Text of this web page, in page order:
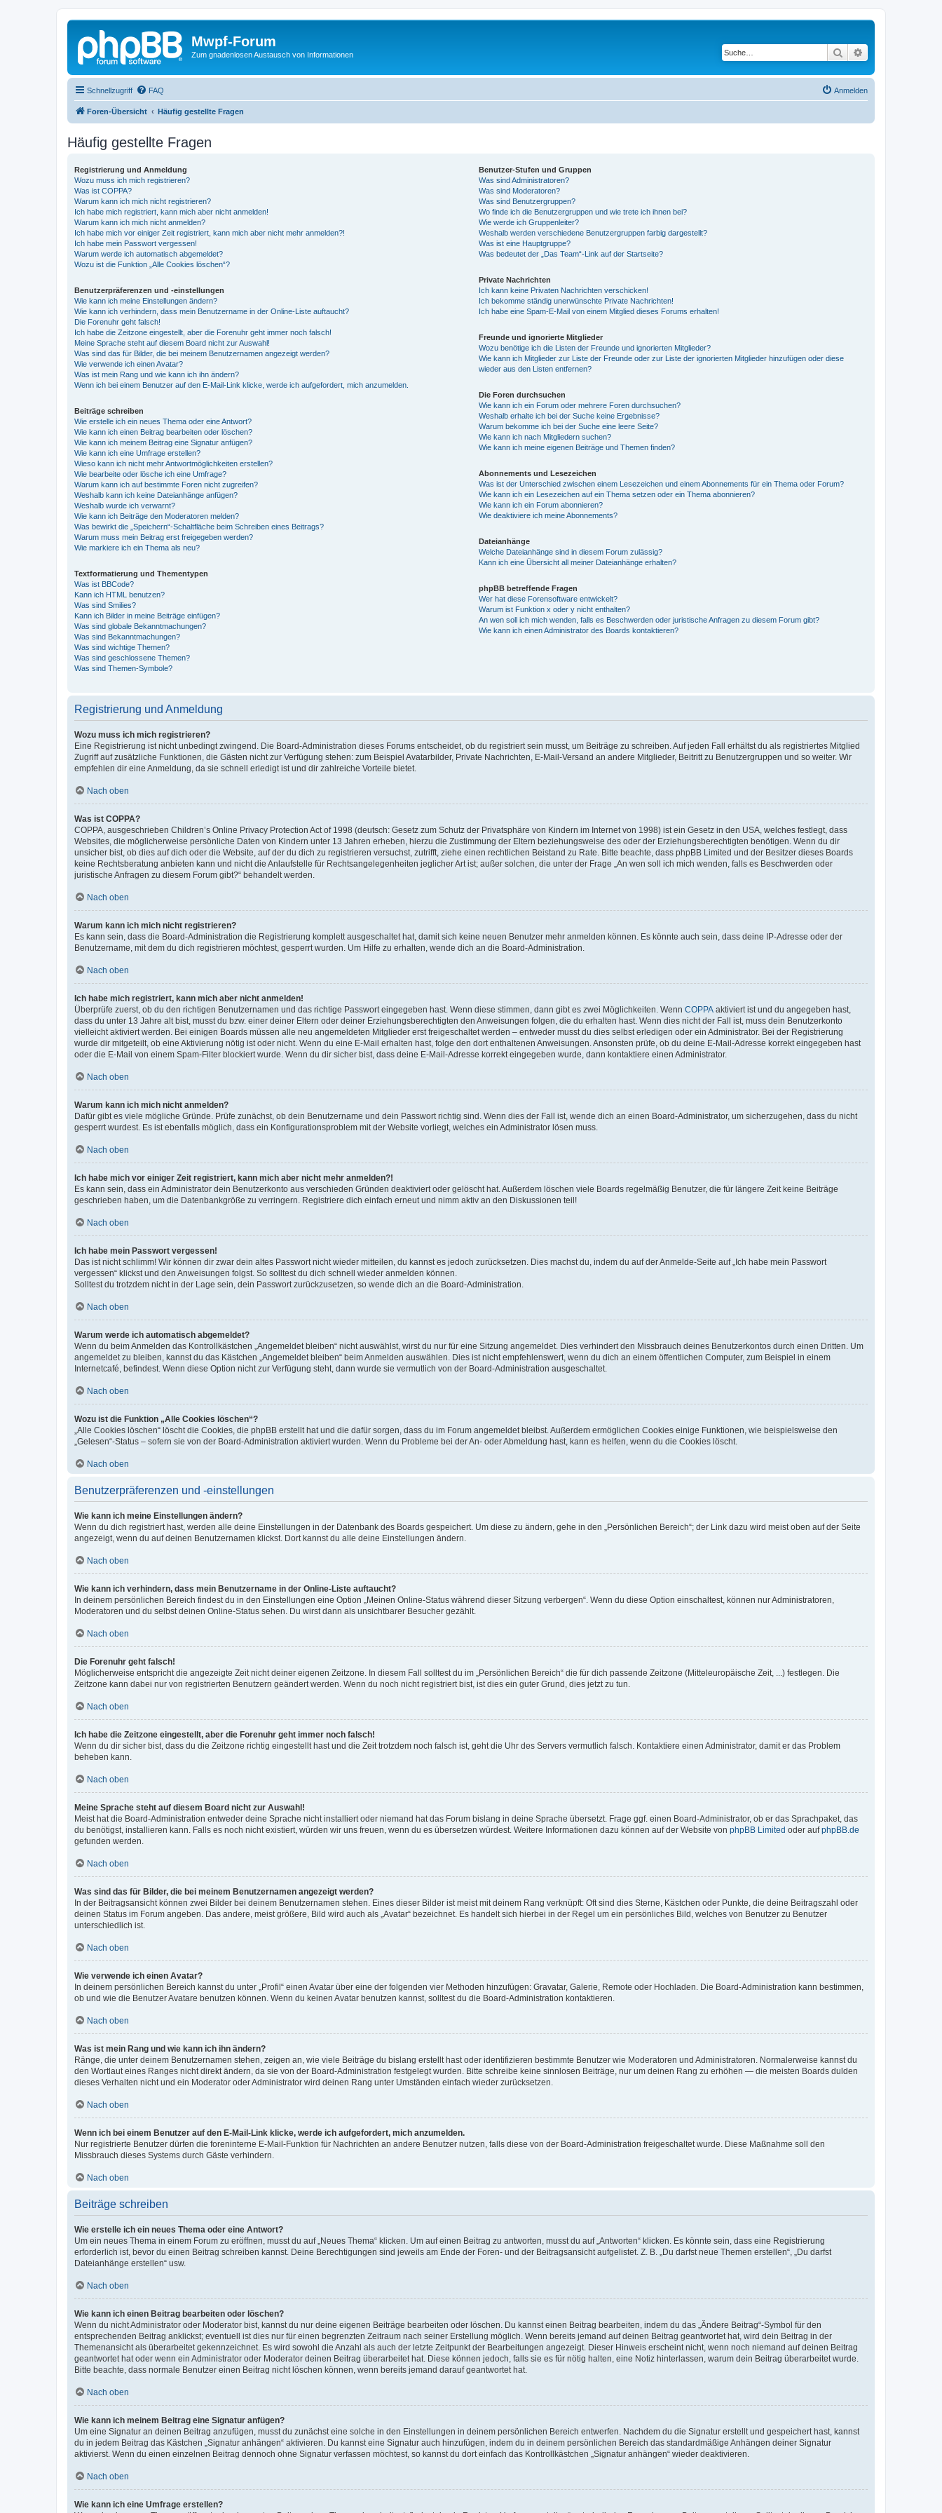
Mwpf-Forum
Zum gnadenlosen Austausch von Informationen Suche
Schnellzugriff FAQ Anmelden
Foren-Übersicht Häufig gestellte Fragen
Häufig gestellte Fragen
Registrierung und Anmeldung
Wozu muss ich mich registrieren?
Was ist COPPA?
Warum kann ich mich nicht registrieren?
Ich habe mich registriert, kann mich aber nicht anmelden!
Warum kann ich mich nicht anmelden?
Ich habe mich vor einiger Zeit registriert, kann mich aber nicht mehr anmelden?!
Ich habe mein Passwort vergessen!
Warum werde ich automatisch abgemeldet?
Wozu ist die Funktion „Alle Cookies löschen“?
Benutzerpräferenzen und -einstellungen
Wie kann ich meine Einstellungen ändern?
Wie kann ich verhindern, dass mein Benutzername in der Online-Liste auftaucht?
Die Forenuhr geht falsch!
Ich habe die Zeitzone eingestellt, aber die Forenuhr geht immer noch falsch!
Meine Sprache steht auf diesem Board nicht zur Auswahl!
Was sind das für Bilder, die bei meinem Benutzernamen angezeigt werden?
Wie verwende ich einen Avatar?
Was ist mein Rang und wie kann ich ihn ändern?
Wenn ich bei einem Benutzer auf den E-Mail-Link klicke, werde ich aufgefordert, mich anzumelden.
Beiträge schreiben
Wie erstelle ich ein neues Thema oder eine Antwort?
Wie kann ich einen Beitrag bearbeiten oder löschen?
Wie kann ich meinem Beitrag eine Signatur anfügen?
Wie kann ich eine Umfrage erstellen?
Wieso kann ich nicht mehr Antwortmöglichkeiten erstellen?
Wie bearbeite oder lösche ich eine Umfrage?
Warum kann ich auf bestimmte Foren nicht zugreifen?
Weshalb kann ich keine Dateianhänge anfügen?
Weshalb wurde ich verwarnt?
Wie kann ich Beiträge den Moderatoren melden?
Was bewirkt die „Speichern“-Schaltfläche beim Schreiben eines Beitrags?
Warum muss mein Beitrag erst freigegeben werden?
Wie markiere ich ein Thema als neu?
Textformatierung und Thementypen
Was ist BBCode?
Kann ich HTML benutzen?
Was sind Smilies?
Kann ich Bilder in meine Beiträge einfügen?
Was sind globale Bekanntmachungen?
Was sind Bekanntmachungen?
Was sind wichtige Themen?
Was sind geschlossene Themen?
Was sind Themen-Symbole?
Benutzer-Stufen und Gruppen
Was sind Administratoren?
Was sind Moderatoren?
Was sind Benutzergruppen?
Wo finde ich die Benutzergruppen und wie trete ich ihnen bei?
Wie werde ich Gruppenleiter?
Weshalb werden verschiedene Benutzergruppen farbig dargestellt?
Was ist eine Hauptgruppe?
Was bedeutet der „Das Team“-Link auf der Startseite?
Private Nachrichten
Ich kann keine Privaten Nachrichten verschicken!
Ich bekomme ständig unerwünschte Private Nachrichten!
Ich habe eine Spam-E-Mail von einem Mitglied dieses Forums erhalten!
Freunde und ignorierte Mitglieder
Wozu benötige ich die Listen der Freunde und ignorierten Mitglieder?
Wie kann ich Mitglieder zur Liste der Freunde oder zur Liste der ignorierten Mitglieder hinzufügen oder diese
wieder aus den Listen entfernen?
Die Foren durchsuchen
Wie kann ich ein Forum oder mehrere Foren durchsuchen?
Weshalb erhalte ich bei der Suche keine Ergebnisse?
Warum bekomme ich bei der Suche eine leere Seite?
Wie kann ich nach Mitgliedern suchen?
Wie kann ich meine eigenen Beiträge und Themen finden?
Abonnements und Lesezeichen
Was ist der Unterschied zwischen einem Lesezeichen und einem Abonnements für ein Thema oder Forum?
Wie kann ich ein Lesezeichen auf ein Thema setzen oder ein Thema abonnieren?
Wie kann ich ein Forum abonnieren?
Wie deaktiviere ich meine Abonnements?
Dateianhänge
Welche Dateianhänge sind in diesem Forum zulässig?
Kann ich eine Übersicht all meiner Dateianhänge erhalten?
phpBB betreffende Fragen
Wer hat diese Forensoftware entwickelt?
Warum ist Funktion x oder y nicht enthalten?
An wen soll ich mich wenden, falls es Beschwerden oder juristische Anfragen zu diesem Forum gibt?
Wie kann ich einen Administrator des Boards kontaktieren?
Registrierung und Anmeldung
Wozu muss ich mich registrieren?
Eine Registrierung ist nicht unbedingt zwingend. Die Board-Administration dieses Forums entscheidet, ob du registriert sein musst, um Beiträge zu schreiben. Auf jeden Fall erhältst du als registriertes Mitglied
Zugriff auf zusätzliche Funktionen, die Gästen nicht zur Verfügung stehen: zum Beispiel Avatarbilder, Private Nachrichten, E-Mail-Versand an andere Mitglieder, Beitritt zu Benutzergruppen und so weiter. Wir
empfehlen dir eine Anmeldung, da sie schnell erledigt ist und dir zahlreiche Vorteile bietet.
Nach oben
Was ist COPPA?
COPPA, ausgeschrieben Children’s Online Privacy Protection Act of 1998 (deutsch: Gesetz zum Schutz der Privatsphäre von Kindern im Internet von 1998) ist ein Gesetz in den USA, welches festlegt, dass
Websites, die möglicherweise persönliche Daten von Kindern unter 13 Jahren erheben, hierzu die Zustimmung der Eltern beziehungsweise des oder der Erziehungsberechtigten benötigen. Wenn du dir
unsicher bist, ob dies auf dich oder die Website, auf der du dich zu registrieren versuchst, zutrifft, ziehe einen rechtlichen Beistand zu Rate. Bitte beachte, dass phpBB Limited und der Besitzer dieses Boards
keine Rechtsberatung anbieten kann und nicht die Anlaufstelle für Rechtsangelegenheiten jeglicher Art ist; außer solchen, die unter der Frage „An wen soll ich mich wenden, falls es Beschwerden oder
juristische Anfragen zu diesem Forum gibt?“ behandelt werden.
Nach oben
Warum kann ich mich nicht registrieren?
Es kann sein, dass die Board-Administration die Registrierung komplett ausgeschaltet hat, damit sich keine neuen Benutzer mehr anmelden können. Es könnte auch sein, dass deine IP-Adresse oder der
Benutzername, mit dem du dich registrieren möchtest, gesperrt wurden. Um Hilfe zu erhalten, wende dich an die Board-Administration.
Nach oben
Ich habe mich registriert, kann mich aber nicht anmelden!
Überprüfe zuerst, ob du den richtigen Benutzernamen und das richtige Passwort eingegeben hast. Wenn diese stimmen, dann gibt es zwei Möglichkeiten. Wenn COPPA aktiviert ist und du angegeben hast,
dass du unter 13 Jahre alt bist, musst du bzw. einer deiner Eltern oder deiner Erziehungsberechtigten den Anweisungen folgen, die du erhalten hast. Wenn dies nicht der Fall ist, muss dein Benutzerkonto
vielleicht aktiviert werden. Bei einigen Boards müssen alle neu angemeldeten Mitglieder erst freigeschaltet werden – entweder musst du dies selbst erledigen oder ein Administrator. Bei der Registrierung
wurde dir mitgeteilt, ob eine Aktivierung nötig ist oder nicht. Wenn du eine E-Mail erhalten hast, folge den dort enthaltenen Anweisungen. Ansonsten prüfe, ob du deine E-Mail-Adresse korrekt eingegeben hast
oder die E-Mail von einem Spam-Filter blockiert wurde. Wenn du dir sicher bist, dass deine E-Mail-Adresse korrekt eingegeben wurde, dann kontaktiere einen Administrator.
Nach oben
Warum kann ich mich nicht anmelden?
Dafür gibt es viele mögliche Gründe. Prüfe zunächst, ob dein Benutzername und dein Passwort richtig sind. Wenn dies der Fall ist, wende dich an einen Board-Administrator, um sicherzugehen, dass du nicht
gesperrt wurdest. Es ist ebenfalls möglich, dass ein Konfigurationsproblem mit der Website vorliegt, welches ein Administrator lösen muss.
Nach oben
Ich habe mich vor einiger Zeit registriert, kann mich aber nicht mehr anmelden?!
Es kann sein, dass ein Administrator dein Benutzerkonto aus verschieden Gründen deaktiviert oder gelöscht hat. Außerdem löschen viele Boards regelmäßig Benutzer, die für längere Zeit keine Beiträge
geschrieben haben, um die Datenbankgröße zu verringern. Registriere dich einfach erneut und nimm aktiv an den Diskussionen teil!
Nach oben
Ich habe mein Passwort vergessen!
Das ist nicht schlimm! Wir können dir zwar dein altes Passwort nicht wieder mitteilen, du kannst es jedoch zurücksetzen. Dies machst du, indem du auf der Anmelde-Seite auf „Ich habe mein Passwort
vergessen“ klickst und den Anweisungen folgst. So solltest du dich schnell wieder anmelden können.
Solltest du trotzdem nicht in der Lage sein, dein Passwort zurückzusetzen, so wende dich an die Board-Administration.
Nach oben
Warum werde ich automatisch abgemeldet?
Wenn du beim Anmelden das Kontrollkästchen „Angemeldet bleiben“ nicht auswählst, wirst du nur für eine Sitzung angemeldet. Dies verhindert den Missbrauch deines Benutzerkontos durch einen Dritten. Um
angemeldet zu bleiben, kannst du das Kästchen „Angemeldet bleiben“ beim Anmelden auswählen. Dies ist nicht empfehlenswert, wenn du dich an einem öffentlichen Computer, zum Beispiel in einem
Internetcafé, befindest. Wenn diese Option nicht zur Verfügung steht, dann wurde sie vermutlich von der Board-Administration ausgeschaltet.
Nach oben
Wozu ist die Funktion „Alle Cookies löschen“?
„Alle Cookies löschen“ löscht die Cookies, die phpBB erstellt hat und die dafür sorgen, dass du im Forum angemeldet bleibst. Außerdem ermöglichen Cookies einige Funktionen, wie beispielsweise den
„Gelesen“-Status – sofern sie von der Board-Administration aktiviert wurden. Wenn du Probleme bei der An- oder Abmeldung hast, kann es helfen, wenn du die Cookies löscht.
Nach oben
Benutzerpräferenzen und -einstellungen
Wie kann ich meine Einstellungen ändern?
Wenn du dich registriert hast, werden alle deine Einstellungen in der Datenbank des Boards gespeichert. Um diese zu ändern, gehe in den „Persönlichen Bereich“; der Link dazu wird meist oben auf der Seite
angezeigt, wenn du auf deinen Benutzernamen klickst. Dort kannst du alle deine Einstellungen ändern.
Nach oben
Wie kann ich verhindern, dass mein Benutzername in der Online-Liste auftaucht?
In deinem persönlichen Bereich findest du in den Einstellungen eine Option „Meinen Online-Status während dieser Sitzung verbergen“. Wenn du diese Option einschaltest, können nur Administratoren,
Moderatoren und du selbst deinen Online-Status sehen. Du wirst dann als unsichtbarer Besucher gezählt.
Nach oben
Die Forenuhr geht falsch!
Möglicherweise entspricht die angezeigte Zeit nicht deiner eigenen Zeitzone. In diesem Fall solltest du im „Persönlichen Bereich“ die für dich passende Zeitzone (Mitteleuropäische Zeit, ...) festlegen. Die
Zeitzone kann dabei nur von registrierten Benutzern geändert werden. Wenn du noch nicht registriert bist, ist dies ein guter Grund, dies jetzt zu tun.
Nach oben
Ich habe die Zeitzone eingestellt, aber die Forenuhr geht immer noch falsch!
Wenn du dir sicher bist, dass du die Zeitzone richtig eingestellt hast und die Zeit trotzdem noch falsch ist, geht die Uhr des Servers vermutlich falsch. Kontaktiere einen Administrator, damit er das Problem
beheben kann.
Nach oben
Meine Sprache steht auf diesem Board nicht zur Auswahl!
Meist hat die Board-Administration entweder deine Sprache nicht installiert oder niemand hat das Forum bislang in deine Sprache übersetzt. Frage ggf. einen Board-Administrator, ob er das Sprachpaket, das
du benötigst, installieren kann. Falls es noch nicht existiert, würden wir uns freuen, wenn du es übersetzen würdest. Weitere Informationen dazu können auf der Website von phpBB Limited oder aufphpBB.de
gefunden werden.
Nach oben
Was sind das für Bilder, die bei meinem Benutzernamen angezeigt werden?
In der Beitragsansicht können zwei Bilder bei deinem Benutzernamen stehen. Eines dieser Bilder ist meist mit deinem Rang verknüpft: Oft sind dies Sterne, Kästchen oder Punkte, die deine Beitragszahl oder
deinen Status im Forum angeben. Das andere, meist größere, Bild wird auch als „Avatar“ bezeichnet. Es handelt sich hierbei in der Regel um ein persönliches Bild, welches von Benutzer zu Benutzer
unterschiedlich ist.
Nach oben
Wie verwende ich einen Avatar?
In deinem persönlichen Bereich kannst du unter „Profil“ einen Avatar über eine der folgenden vier Methoden hinzufügen: Gravatar, Galerie, Remote oder Hochladen. Die Board-Administration kann bestimmen,
ob und wie die Benutzer Avatare benutzen können. Wenn du keinen Avatar benutzen kannst, solltest du die Board-Administration kontaktieren.
Nach oben
Was ist mein Rang und wie kann ich ihn ändern?
Ränge, die unter deinem Benutzernamen stehen, zeigen an, wie viele Beiträge du bislang erstellt hast oder identifizieren bestimmte Benutzer wie Moderatoren und Administratoren. Normalerweise kannst du
den Wortlaut eines Ranges nicht direkt ändern, da sie von der Board-Administration festgelegt wurden. Bitte schreibe keine sinnlosen Beiträge, nur um deinen Rang zu erhöhen — die meisten Boards dulden
dieses Verhalten nicht und ein Moderator oder Administrator wird deinen Rang unter Umständen einfach wieder zurücksetzen.
Nach oben
Wenn ich bei einem Benutzer auf den E-Mail-Link klicke, werde ich aufgefordert, mich anzumelden.
Nur registrierte Benutzer dürfen die foreninterne E-Mail-Funktion für Nachrichten an andere Benutzer nutzen, falls diese von der Board-Administration freigeschaltet wurde. Diese Maßnahme soll den
Missbrauch dieses Systems durch Gäste verhindern.
Nach oben
Beiträge schreiben
Wie erstelle ich ein neues Thema oder eine Antwort?
Um ein neues Thema in einem Forum zu eröffnen, musst du auf „Neues Thema“ klicken. Um auf einen Beitrag zu antworten, musst du auf „Antworten“ klicken. Es könnte sein, dass eine Registrierung
erforderlich ist, bevor du einen Beitrag schreiben kannst. Deine Berechtigungen sind jeweils am Ende der Foren- und der Beitragsansicht aufgelistet. Z. B. „Du darfst neue Themen erstellen“, „Du darfst
Dateianhänge erstellen“ usw.
Nach oben
Wie kann ich einen Beitrag bearbeiten oder löschen?
Wenn du nicht Administrator oder Moderator bist, kannst du nur deine eigenen Beiträge bearbeiten oder löschen. Du kannst einen Beitrag bearbeiten, indem du das „Ändere Beitrag“-Symbol für den
entsprechenden Beitrag anklickst; eventuell ist dies nur für einen begrenzten Zeitraum nach seiner Erstellung möglich. Wenn bereits jemand auf deinen Beitrag geantwortet hat, wird dein Beitrag in der
Themenansicht als überarbeitet gekennzeichnet. Es wird sowohl die Anzahl als auch der letzte Zeitpunkt der Bearbeitungen angezeigt. Dieser Hinweis erscheint nicht, wenn noch niemand auf deinen Beitrag
geantwortet hat oder wenn ein Administrator oder Moderator deinen Beitrag überarbeitet hat. Diese können jedoch, falls sie es für nötig halten, eine Notiz hinterlassen, warum dein Beitrag überarbeitet wurde.
Bitte beachte, dass normale Benutzer einen Beitrag nicht löschen können, wenn bereits jemand darauf geantwortet hat.
Nach oben
Wie kann ich meinem Beitrag eine Signatur anfügen?
Um eine Signatur an deinen Beitrag anzufügen, musst du zunächst eine solche in den Einstellungen in deinem persönlichen Bereich entwerfen. Nachdem du die Signatur erstellt und gespeichert hast, kannst
du in jedem Beitrag das Kästchen „Signatur anhängen“ aktivieren. Du kannst eine Signatur auch hinzufügen, indem du in deinem persönlichen Bereich das standardmäßige Anhängen deiner Signatur
aktivierst. Wenn du einen einzelnen Beitrag dennoch ohne Signatur verfassen möchtest, so kannst du dort einfach das Kontrollkästchen „Signatur anhängen“ wieder deaktivieren.
Nach oben
Wie kann ich eine Umfrage erstellen?